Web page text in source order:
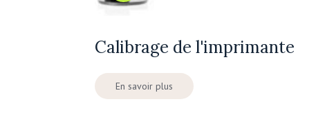
Calibrage de l'imprimante
En savoir plus